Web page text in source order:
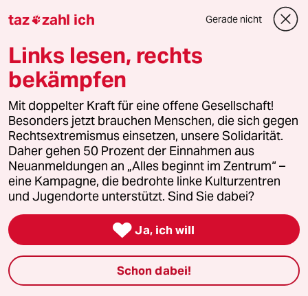
fernverbindung
klima update°
Mauerecho
Freie Rede
reingehen
Newsletter
taz frisch
taz zahl ich Gerade nicht
Links lesen, rechts
bekämpfen
Mit doppelter Kraft für eine offene Gesellschaft!
Besonders jetzt brauchen Menschen, die sich gegen
Rechtsextremismus einsetzen, unsere Solidarität.
Daher gehen 50 Prozent der Einnahmen aus
Neuanmeldungen an „Alles beginnt im Zentrum“ –
eine Kampagne, die bedrohte linke Kulturzentren
und Jugendorte unterstützt. Sind Sie dabei?
 Ja, ich will
Schon dabei!